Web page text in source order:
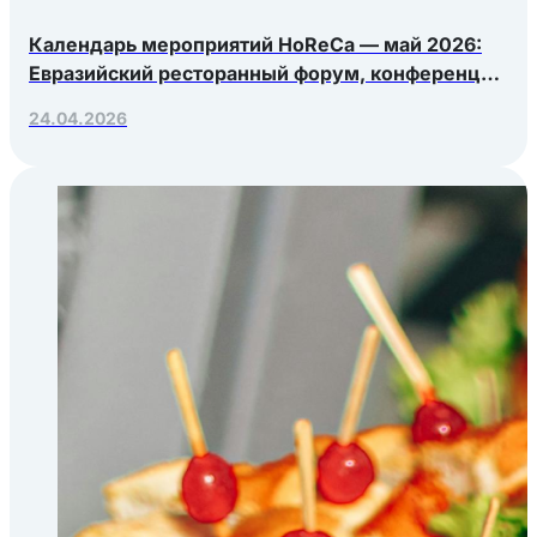
Календарь мероприятий HoReCa — май 2026:
Евразийский ресторанный форум, конференция
24.04.2026